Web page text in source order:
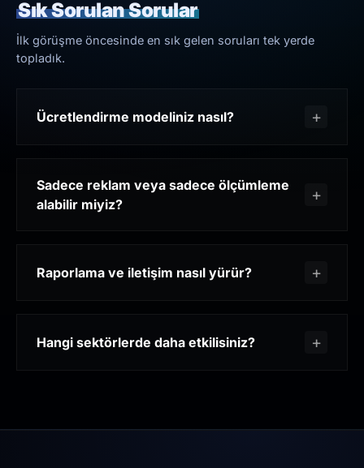
Sık Sorulan Sorular
İlk görüşme öncesinde en sık gelen soruları tek yerde
topladık.
Ücretlendirme modeliniz nasıl?
Sadece reklam veya sadece ölçümleme
alabilir miyiz?
Raporlama ve iletişim nasıl yürür?
Hangi sektörlerde daha etkilisiniz?